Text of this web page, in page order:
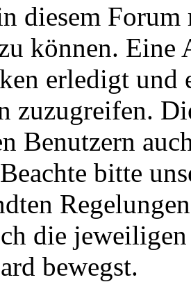
diesem
können.
erledigt und
zuzugreifen.
Benutzern
bitte
die
bewegst.